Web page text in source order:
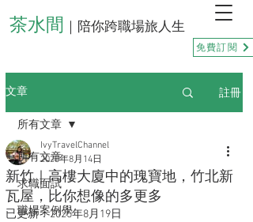
茶水間 ｜陪你跨職場旅人生
免費訂閱
文章 註冊
所有文章
求職面試
職場案例學
所有文章
新竹｜高樓大廈中的瑰寶地，竹北新
瓦屋，比你想像的多更多
IvyTravelChannel
2025年8月14日
已更新：2025年8月19日